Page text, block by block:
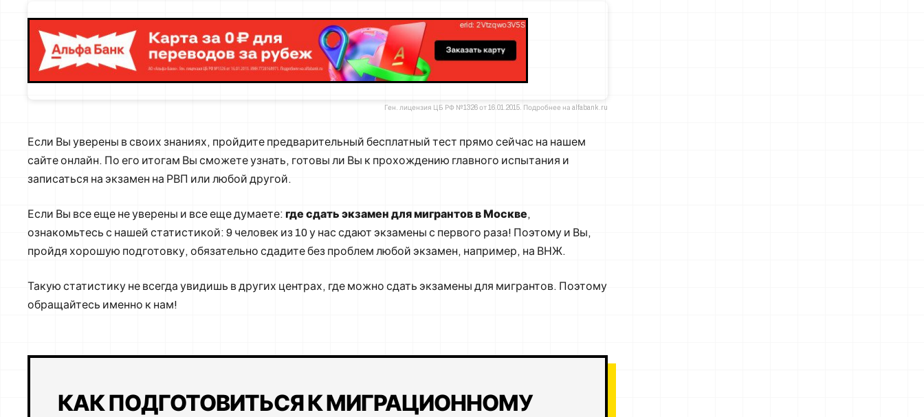
Ген. лицензия ЦБ РФ №1326 от 16.01.2015. Подробнее на alfabank.ru
Если Вы уверены в своих знаниях, пройдите предварительный бесплатный тест прямо сейчас на нашем
сайте онлайн. По его итогам Вы сможете узнать, готовы ли Вы к прохождению главного испытания и
записаться на экзамен на РВП или любой другой.
Если Вы все еще не уверены и все еще думаете: где сдать экзамен для мигрантов в Москве,
ознакомьтесь с нашей статистикой: 9 человек из 10 у нас сдают экзамены с первого раза! Поэтому и Вы,
пройдя хорошую подготовку, обязательно сдадите без проблем любой экзамен, например, на ВНЖ.
Такую статистику не всегда увидишь в других центрах, где можно сдать экзамены для мигрантов. Поэтому
обращайтесь именно к нам!
КАК ПОДГОТОВИТЬСЯ К МИГРАЦИОННОМУ